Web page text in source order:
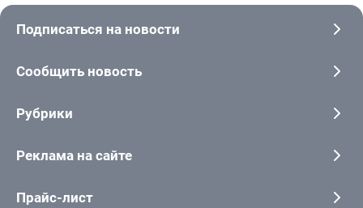
Подписаться на новости
Сообщить новость
Рубрики
Реклама на сайте
Прайс-лист